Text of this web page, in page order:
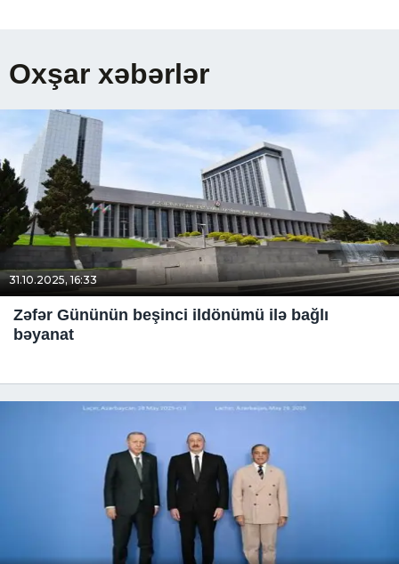
Oxşar xəbərlər
31.10.2025, 16:33
Zəfər Gününün beşinci ildönümü ilə bağlı
bəyanat